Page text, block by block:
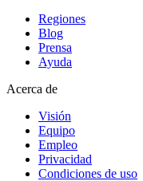
Regiones
Blog
Prensa
Ayuda
Acerca de
Visión
Equipo
Empleo
Privacidad
Condiciones de uso